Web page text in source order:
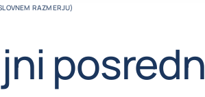
RAZMERJU)